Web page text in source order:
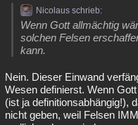
Nicolaus schrieb:
Wenn Gott allmächtig
solchen Felsen
kann.
Nein. Dieser Einwand
Wesen definierst. Wenn
(ist ja definitionsabhängig!),
nicht geben, weil Felsen